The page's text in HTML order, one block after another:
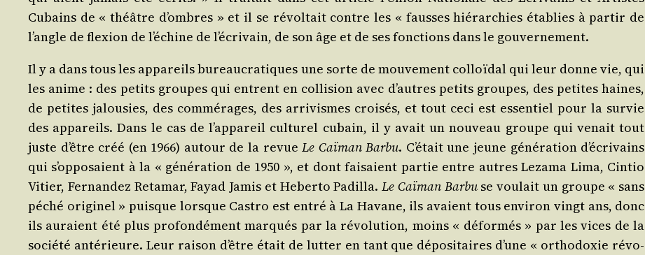
Cubains de « théâtre d’ombres » et il se révol­tait contre les « fausses hié­rar­chies éta­blies à par­tir de
l’angle de flexion de l’é­chine de l’é­cri­vain, de son âge et de ses fonc­tions dans le gouvernement.
Il y a dans tous les appa­reils bureau­cra­tiques une sorte de mou­ve­ment col­loï­dal qui leur donne vie, qui
les anime : des petits groupes qui entrent en col­li­sion avec d’autres petits groupes, des petites haines,
de petites jalou­sies, des com­mé­rages, des arri­vismes croi­sés, et tout ceci est essen­tiel pour la sur­vie
des appa­reils. Dans le cas de l’ap­pa­reil cultu­rel cubain, il y avait un nou­veau groupe qui venait tout
juste d’être créé (en 1966) autour de la revueLe Caï­man Bar­bu. C’é­tait une jeune géné­ra­tion d’é­cri­vains
qui s’op­po­saient à la « géné­ra­tion de 1950 », et dont fai­saient par­tie entre autres Leza­ma Lima, Cin­tio
Vitier, Fer­nan­dez Reta­mar, Fayad Jamis et Heber­to Padilla.Le Caï­man Bar­buse vou­lait un groupe « sans
péché ori­gi­nel » puisque lorsque Cas­tro est entré à La Havane, ils avaient tous envi­ron vingt ans, donc
ils auraient été plus pro­fon­dé­ment mar­qués par la révo­lu­tion, moins « défor­més » par les vices de la
socié­té anté­rieure. Leur rai­son d’être était de lut­ter en tant que dépo­si­taires d’une « ortho­doxie révo­